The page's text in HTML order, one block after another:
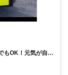
もOK！元気が自慢